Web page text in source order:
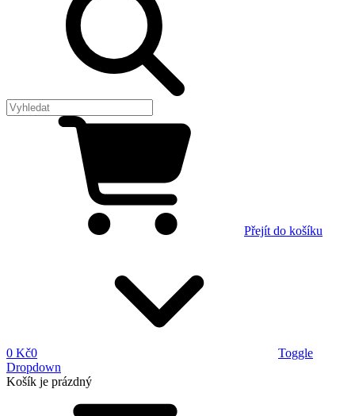
Přejít do košíku
0 Kč0
Toggle
Dropdown
Košík je prázdný